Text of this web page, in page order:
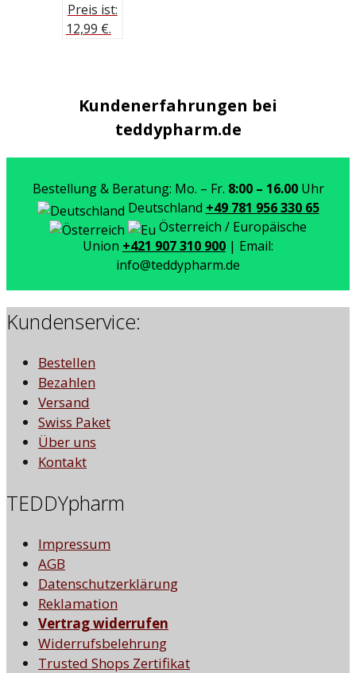
Preis ist:
12,99 €.
Kundenerfahrungen bei
teddypharm.de
Bestellung & Beratung: Mo. – Fr. 8:00 – 16.00Uhr
Deutschland +49 781 956 330 65
Österreich / Europäische
Union +421 907 310 900 | Email:
info@teddypharm.de
Kundenservice:
Bestellen
Bezahlen
Versand
Swiss Paket
Über uns
Kontakt
TEDDYpharm
Impressum
AGB
Datenschutzerklärung
Reklamation
Vertrag widerrufen
Widerrufsbelehrung
Trusted Shops Zertifikat